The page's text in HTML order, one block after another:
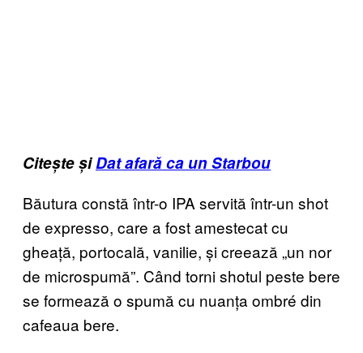
Citește șiDat afară ca un Starbou
Băutura constă într-o IPA servită într-un shot
de expresso, care a fost amestecat cu
gheață, portocală, vanilie, și creează „un nor
de microspumă”. Când torni shotul peste bere
se formează o spumă cu nuanța ombré din
cafeaua bere.